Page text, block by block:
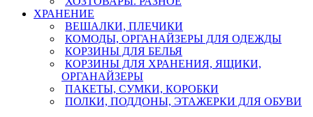
ХРАНЕНИЕ
ВЕШАЛКИ, ПЛЕЧИКИ
КОМОДЫ, ОРГАНАЙЗЕРЫ ДЛЯ ОДЕЖДЫ
КОРЗИНЫ ДЛЯ БЕЛЬЯ
КОРЗИНЫ ДЛЯ ХРАНЕНИЯ, ЯЩИКИ,
ОРГАНАЙЗЕРЫ
ПАКЕТЫ, СУМКИ, КОРОБКИ
ПОЛКИ, ПОДДОНЫ, ЭТАЖЕРКИ ДЛЯ ОБУВИ